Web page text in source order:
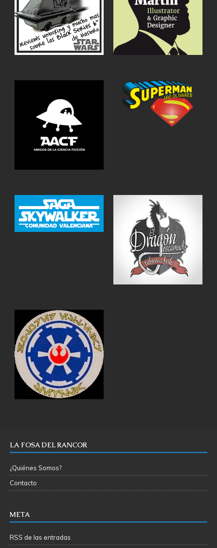
LA FOSA DEL RANCOR
¿Quiénes Somos?
Contacto
META
RSS de las entradas